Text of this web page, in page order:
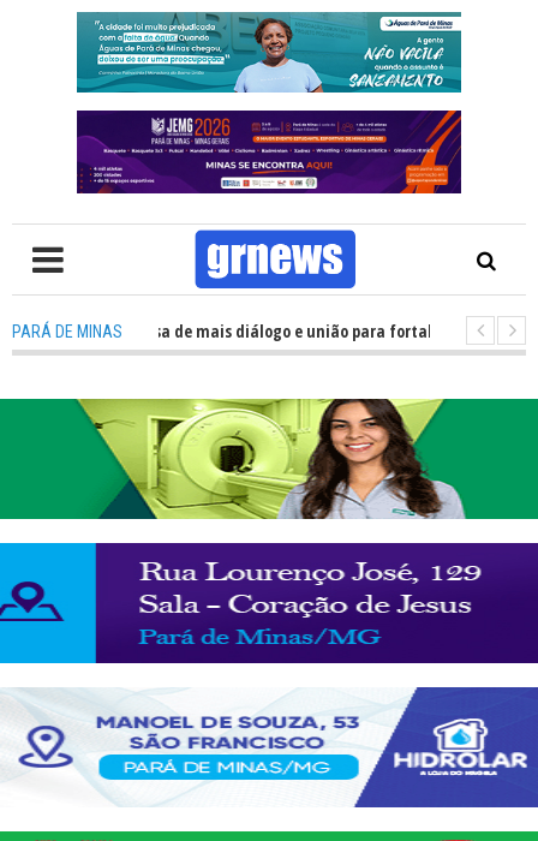
PARÁ DE MINAS
TV: Política precisa de mais diálogo e união para fortalecer Minas e Pará